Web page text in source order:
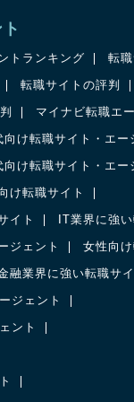
トランキング 転
転職サイトの評判
マイナビ転職エ
向け転職サイト・エー
向け転職サイト・エー
け転職サイト
イト IT業界に強
ジェント 女性向
融業界に強い転職サ
ジェント
ント